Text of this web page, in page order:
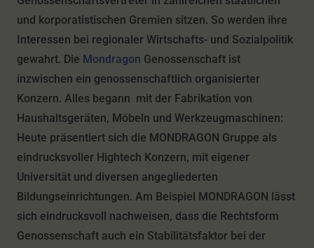
und korporatistischen Gremien sitzen. So werden ihre
Interessen bei regionaler Wirtschafts- und Sozialpolitik
gewahrt. Die Mondragon Genossenschaft ist
inzwischen ein genossenschaftlich organisierter
Konzern. Alles begann mit der Fabrikation von
Haushaltsgeräten, Möbeln und Werkzeugmaschinen:
Heute präsentiert sich die MONDRAGON Gruppe als
eindrucksvoller Hightech Konzern, mit eigener
Universität und diversen angegliederten
Bildungseinrichtungen. Am Beispiel MONDRAGON lässt
sich eindrucksvoll nachweisen, dass die Rechtsform
Genossenschaft auch ein Stabilitätsfaktor bei der